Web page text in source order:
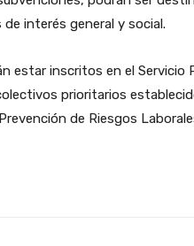
interés general y social.
estar inscritos en el Servicio
prioritarios
de Riesgos